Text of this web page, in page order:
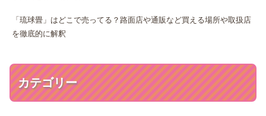
「琉球畳」はどこで売ってる？路面店や通販など買える場所や取扱店
を徹底的に解釈
カテゴリー